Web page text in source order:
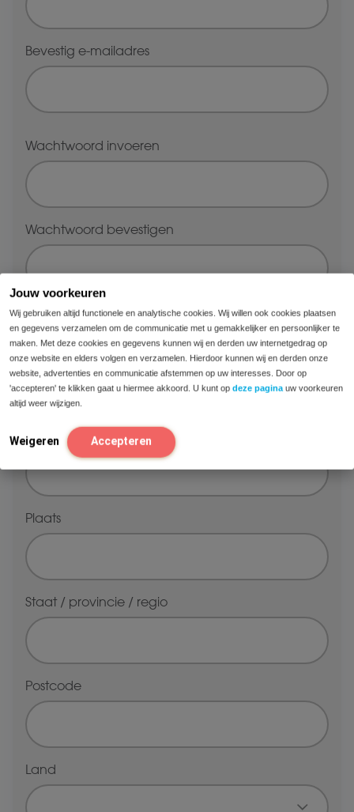
Jouw voorkeuren
Wij gebruiken altijd functionele en analytische cookies. Wij willen ook cookies plaatsen
en gegevens verzamelen om de communicatie met u gemakkelijker en persoonlijker te
maken. Met deze cookies en gegevens kunnen wij en derden uw internetgedrag op
onze website en elders volgen en verzamelen. Hierdoor kunnen wij en derden onze
website, advertenties en communicatie afstemmen op uw interesses. Door op
'accepteren' te klikken gaat u hiermee akkoord. U kunt op deze pagina uw voorkeuren
altijd weer wijzigen.
Weigeren Accepteren
Bevestig e-mailadres
Wachtwoord invoeren
Wachtwoord bevestigen
Adres
Straat + huisnummer
Adresregel 2
Plaats
Staat / provincie / regio
Postcode
Land